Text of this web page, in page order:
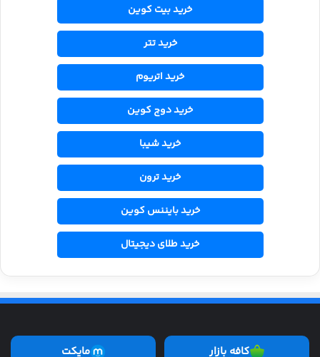
خرید بیت کوین
خرید تتر
خرید اتریوم
خرید دوج کوین
خرید شیبا
خرید ترون
خرید بایننس کوین
خرید طلای دیجیتال
کافه بازار مایکت